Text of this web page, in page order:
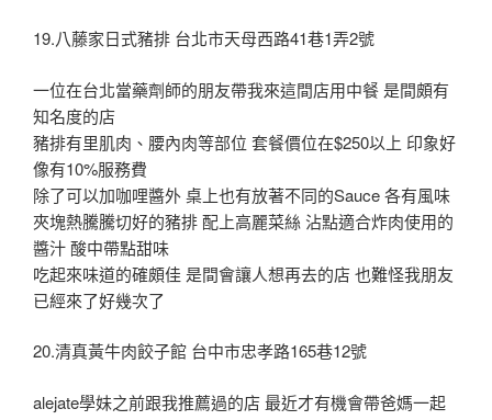
19.八藤家日式豬排 台北市天母西路41巷1弄2號
一位在台北當藥劑師的朋友帶我來這間店用中餐 是間頗有
知名度的店
豬排有里肌肉、腰內肉等部位 套餐價位在$250以上 印象好
像有10%服務費
除了可以加咖哩醬外 桌上也有放著不同的Sauce 各有風味
夾塊熱騰騰切好的豬排 配上高麗菜絲 沾點適合炸肉使用的
醬汁 酸中帶點甜味
吃起來味道的確頗佳 是間會讓人想再去的店 也難怪我朋友
已經來了好幾次了
20.清真黃牛肉餃子館 台中市忠孝路165巷12號
alejate學妹之前跟我推薦過的店 最近才有機會帶爸媽一起